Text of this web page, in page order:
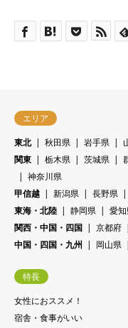
エリア
東北
秋田県 岩手県
関東
栃木県 茨城県
神奈川県
甲信越
新潟県 長野県
東海・北陸
静岡県 愛
関西・中国・四国
京都府
中国・四国・九州
岡山県
特長
女性におススメ！
宿舎・食事がいい